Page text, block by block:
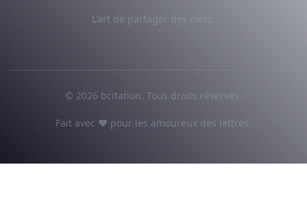
L'art de partager des mots.
© 2026 bcitation. Tous droits réservés.
Fait avec ♥ pour les amoureux des lettres.